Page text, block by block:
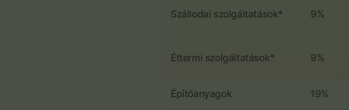
Szállodai szolgáltatások* 9%
Éttermi szolgáltatások* 9%
Építőanyagok 19%